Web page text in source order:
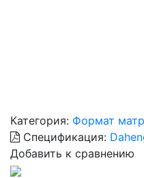
Категория: Формат
Спецификация:
Добавить к сравнению